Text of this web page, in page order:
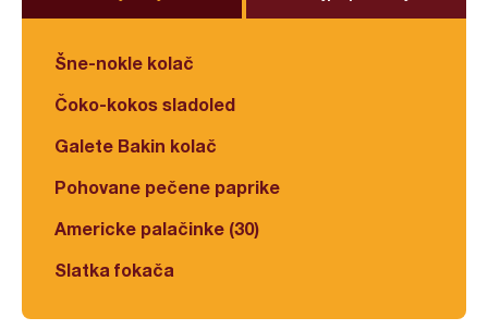
Šne-nokle kolač
Čoko-kokos sladoled
Galete Bakin kolač
Pohovane pečene paprike
Americke palačinke (30)
Slatka fokača